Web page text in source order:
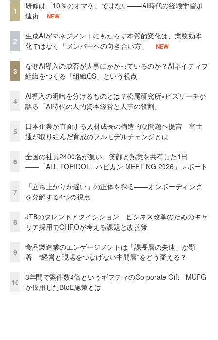
1
研修は「10％のオマケ」ではない——AI時代の経験学習加
速術
NEW
2
生成AIがマネジメントにもたらす本質的変化は、業務効率
化ではなく「メンバーへの向き合い方」
NEW
3
なぜAI導入の成否が人事にかかっているのか？AIネイティブ
組織をつくる「組織OS」という視点
4
AI導入の明暗を分けるものとは？松尾研究所×ビズリーチが
語る「AI時代の人的資本経営と人事の役割」
5
日本企業が直面する人材成長の構造的な問題へ提言 富士
通が取り組んだ育成のフルモデルチェンジとは
6
全国の社員2400名が集い、笑顔と熱意を共有した1日
――「ALL TORIDOLL ハピカン MEETING 2026」レポート
7
「立ち上がりが遅い」の正体を探る——オンボーディング
を分解する4つの視点
8
JTBのタレントアクイジション ビジネス改革のためのキャ
リア採用でCHROが考える課題と改善策
9
食品製造業のエンゲージメントは「課長層の失速」が顕
著 “経営と現場をつなげない中間層”をどう変える？
10
3年間で案件数4倍というギフティのCorporate Gift MUFG
が採用したBtoE施策とは